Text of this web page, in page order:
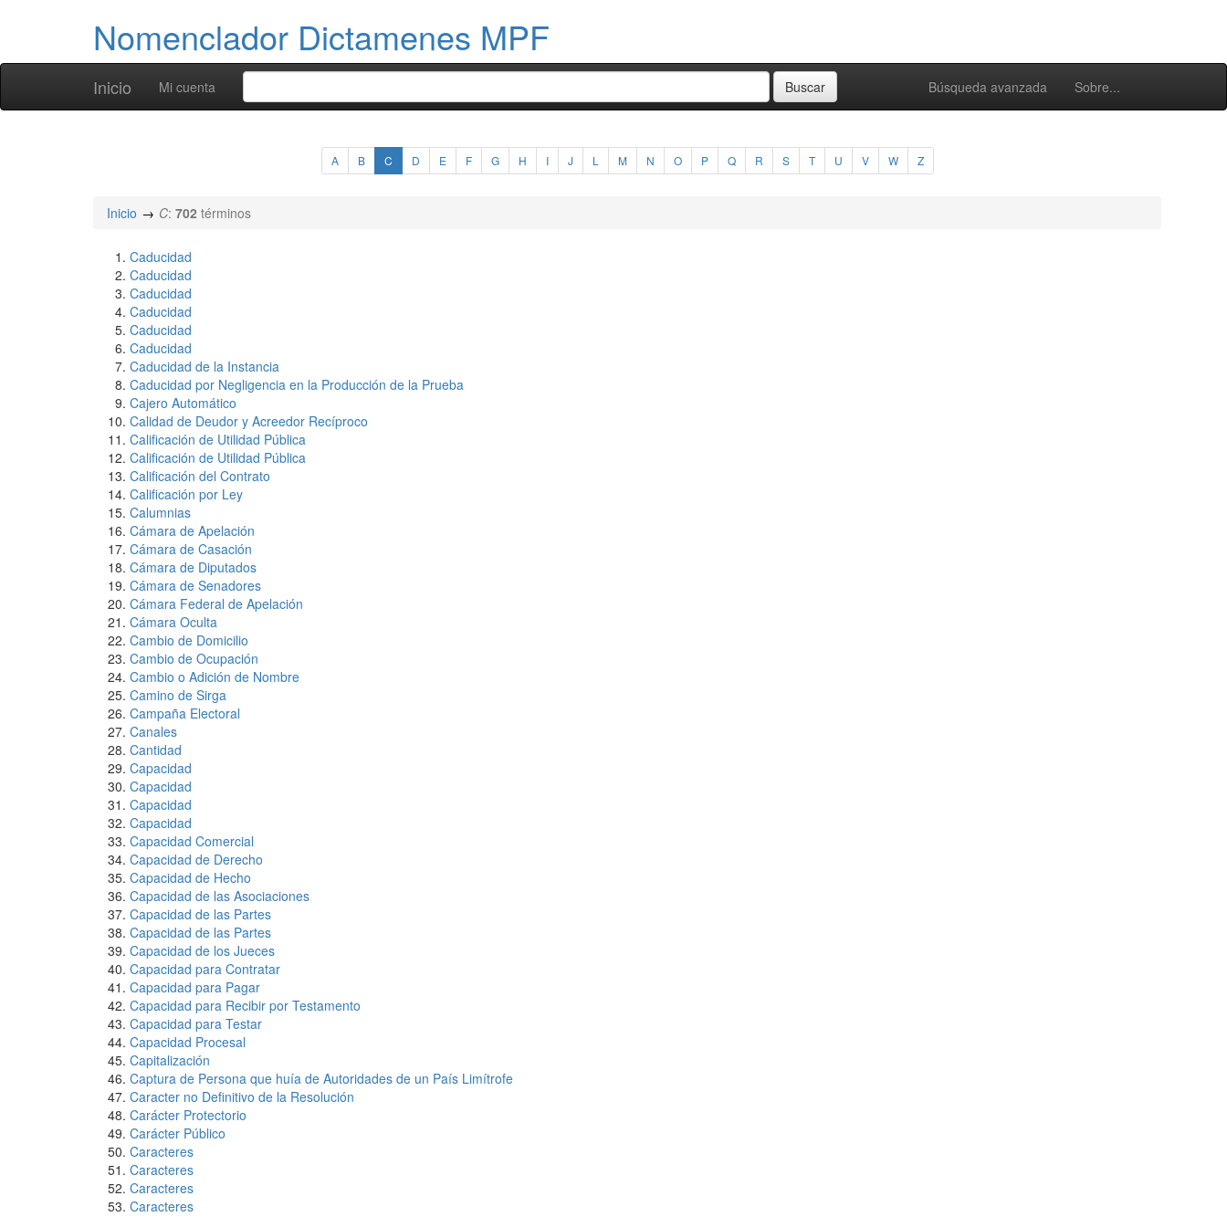
Nomenclador Dictamenes MPF
Inicio Búsqueda avanzada Sobre...
Mi cuenta
A B C D E F G H I J L M N O P Q R S T U V W Z
Inicio C: 702 términos
Caducidad
Caducidad
Caducidad
Caducidad
Caducidad
Caducidad
Caducidad de la Instancia
Caducidad por Negligencia en la Producción de la Prueba
Cajero Automático
Calidad de Deudor y Acreedor Recíproco
Calificación de Utilidad Pública
Calificación de Utilidad Pública
Calificación del Contrato
Calificación por Ley
Calumnias
Cámara de Apelación
Cámara de Casación
Cámara de Diputados
Cámara de Senadores
Cámara Federal de Apelación
Cámara Oculta
Cambio de Domicilio
Cambio de Ocupación
Cambio o Adición de Nombre
Camino de Sirga
Campaña Electoral
Canales
Cantidad
Capacidad
Capacidad
Capacidad
Capacidad
Capacidad Comercial
Capacidad de Derecho
Capacidad de Hecho
Capacidad de las Asociaciones
Capacidad de las Partes
Capacidad de las Partes
Capacidad de los Jueces
Capacidad para Contratar
Capacidad para Pagar
Capacidad para Recibir por Testamento
Capacidad para Testar
Capacidad Procesal
Capitalización
Captura de Persona que huía de Autoridades de un País Limítrofe
Caracter no Definitivo de la Resolución
Carácter Protectorio
Carácter Público
Caracteres
Caracteres
Caracteres
Caracteres